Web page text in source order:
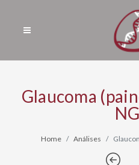
Glaucoma
Home Análises